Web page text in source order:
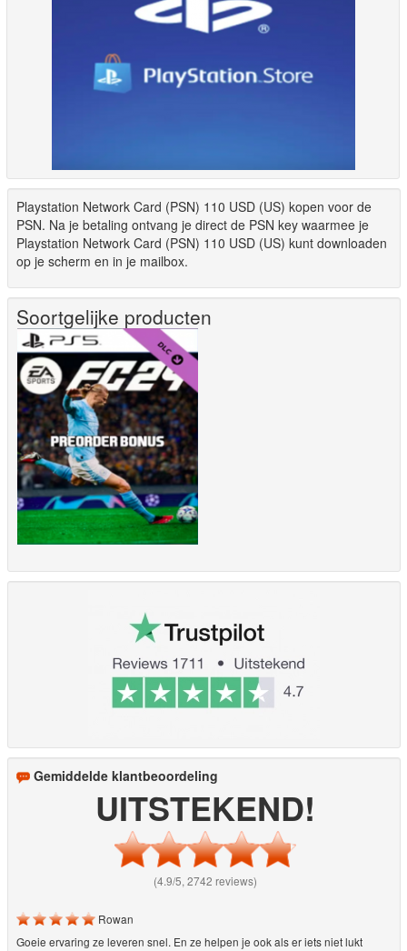
Playstation Network Card (PSN) 110 USD (US) kopen voor de
PSN. Na je betaling ontvang je direct de PSN key waarmee je
Playstation Network Card (PSN) 110 USD (US) kunt downloaden
op je scherm en in je mailbox.
Soortgelijke producten
Gemiddelde klantbeoordeling
UITSTEKEND!
(4.9/5, 2742 reviews)
Rowan
Goeie ervaring ze leveren snel. En ze helpen je ook als er iets niet lukt